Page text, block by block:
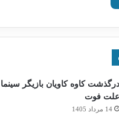
درگذشت کاوه کاویان بازیگر
علت فوت
14 مرداد 1405